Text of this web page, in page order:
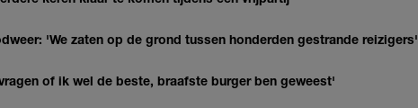
'We zaten op de grond tussen honderden gestrande reizigers'
of ik wel de beste, braafste burger ben geweest'